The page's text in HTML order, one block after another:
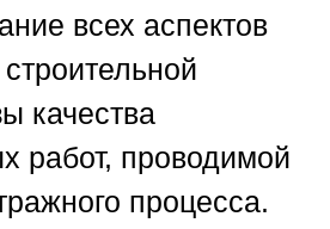
всех аспектов
качества
работ, проводимой
процесса.